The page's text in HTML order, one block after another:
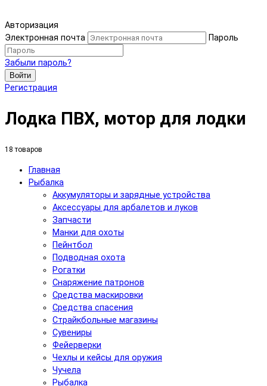
Авторизация
Электронная почта
Пароль
Забыли пароль?
Войти
Регистрация
Лодка ПВХ, мотор для лодки
18 товаров
Главная
Рыбалка
Аккумуляторы и зарядные устройства
Аксесcуары для арбалетов и луков
Запчасти
Манки для охоты
Пейнтбол
Подводная охота
Рогатки
Снаряжение патронов
Средства маскировки
Средства спасения
Страйкбольные магазины
Сувениры
Фейерверки
Чехлы и кейсы для оружия
Чучела
Рыбалка